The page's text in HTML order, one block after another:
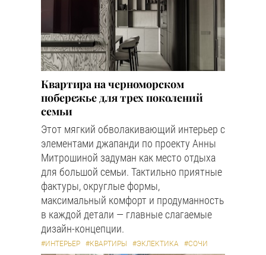
Квартира на черноморском
побережье для трех поколений
семьи
Этот мягкий обволакивающий интерьер с
элементами джапанди по проекту Анны
Митрошиной задуман как место отдыха
для большой семьи. Тактильно приятные
фактуры, округлые формы,
максимальный комфорт и продуманность
в каждой детали — главные слагаемые
дизайн-концепции.
#ИНТЕРЬЕР #КВАРТИРЫ #ЭКЛЕКТИКА #СОЧИ